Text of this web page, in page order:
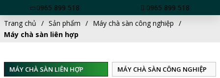
0965 899 518
0965 899 518
Trang chủ
Sản phẩm
Máy chà sàn công nghiệp
Máy chà sàn liên hợp
MÁY CHÀ SÀN LIÊN HỢP MÁY CHÀ SÀN CÔNG NGHIỆP